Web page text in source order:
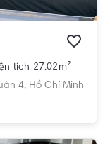
tích 27.02m²
4, Hồ Chí Minh